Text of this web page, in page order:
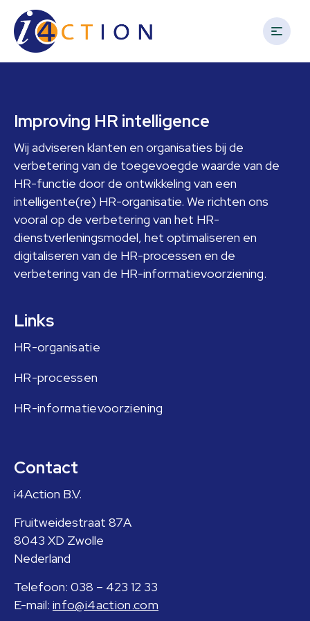
Spring
naar
de
hoofdnavigatie
Door
naar
de
hoofd
Spring
naar
de
voettekst
on
your
business
Footer
Improving HR intelligence
Wij adviseren klanten en organisaties bij de
verbetering van de toegevoegde waarde van de
HR-functie door de ontwikkeling van een
intelligente(re) HR-organisatie. We richten ons
vooral op de verbetering van het HR-
dienstverleningsmodel, het optimaliseren en
digitaliseren van de HR-processen en de
verbetering van de HR-informatievoorziening.
Links
HR-organisatie
HR-processen
HR-informatievoorziening
Contact
i4Action B.V.
Fruitweidestraat 87A
8043 XD Zwolle
Nederland
Telefoon: 038 – 423 12 33
E-mail: info@i4action.com